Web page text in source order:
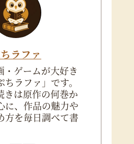
ラファ
・ゲームが大好き
ラファ」です。
きは原作の何巻か
に、作品の魅力や
方を毎日調べて書